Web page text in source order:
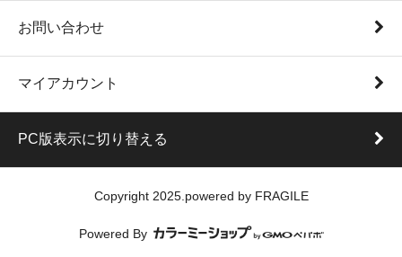
お問い合わせ
マイアカウント
PC版表示に切り替える
Copyright 2025.powered by FRAGILE
Powered By